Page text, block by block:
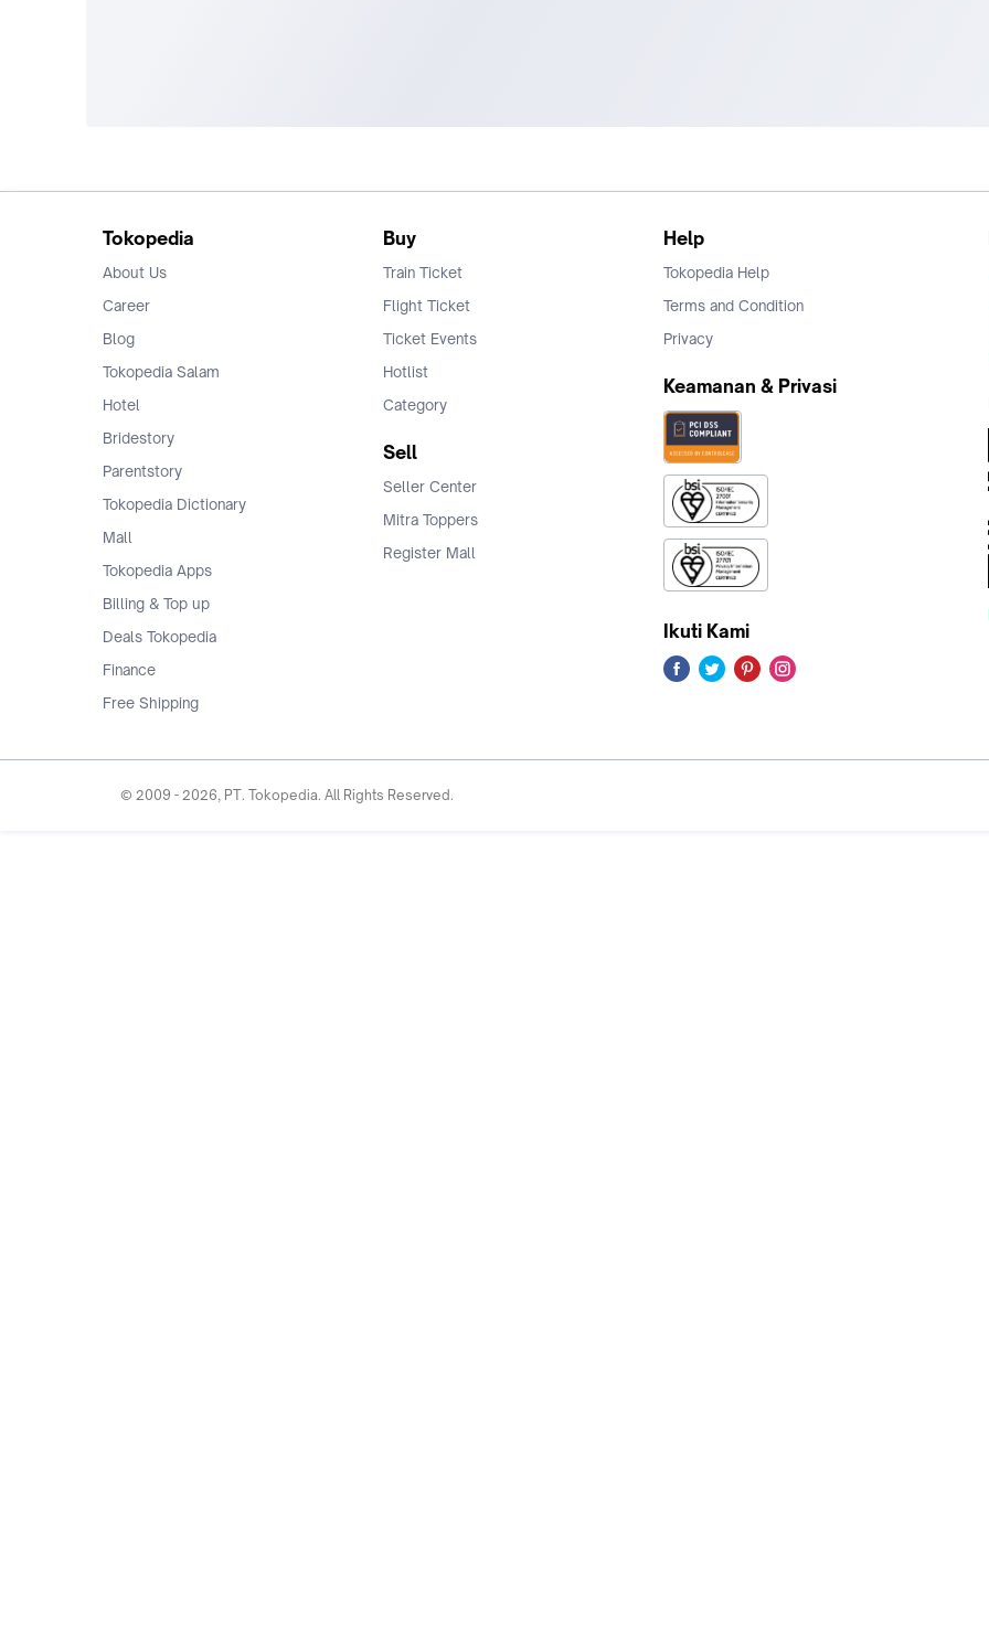
Tokopedia
About Us
Career
Blog
Tokopedia Salam
Hotel
Bridestory
Parentstory
Tokopedia Dictionary
Mall
Tokopedia Apps
Billing & Top up
Deals Tokopedia
Finance
Free Shipping
Buy
Train Ticket
Flight Ticket
Ticket Events
Hotlist
Category
Sell
Seller Center
Mitra Toppers
Register Mall
Help
Tokopedia Help
Terms and Condition
Privacy
Keamanan & Privasi
Ikuti Kami
© 2009 - 2026, PT. Tokopedia. All Rights Reserved.